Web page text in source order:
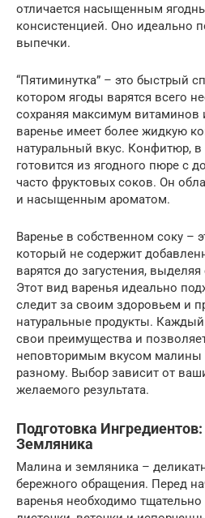
отличается насыщенным
консистенцией. Оно идеально
выпечки.
“Пятиминутка” – это быстрый
котором ягоды варятся всего
сохраняя максимум витаминов
варенье имеет более жидкую
натуральный вкус. Конфитюр, в
готовится из ягодного пюре с
часто фруктовых соков. Он
и насыщенным ароматом.
Варенье в собственном соку –
который не содержит
варятся до загустения,
Этот вид варенья идеально
следит за своим здоровьем и
натуральные продукты.
свои преимущества и
неповторимым вкусом малины
разному. Выбор зависит от
желаемого результата.
Подготовка
Земляника
Малина и земляника –
бережного обращения. Перед
варенья необходимо тщательно